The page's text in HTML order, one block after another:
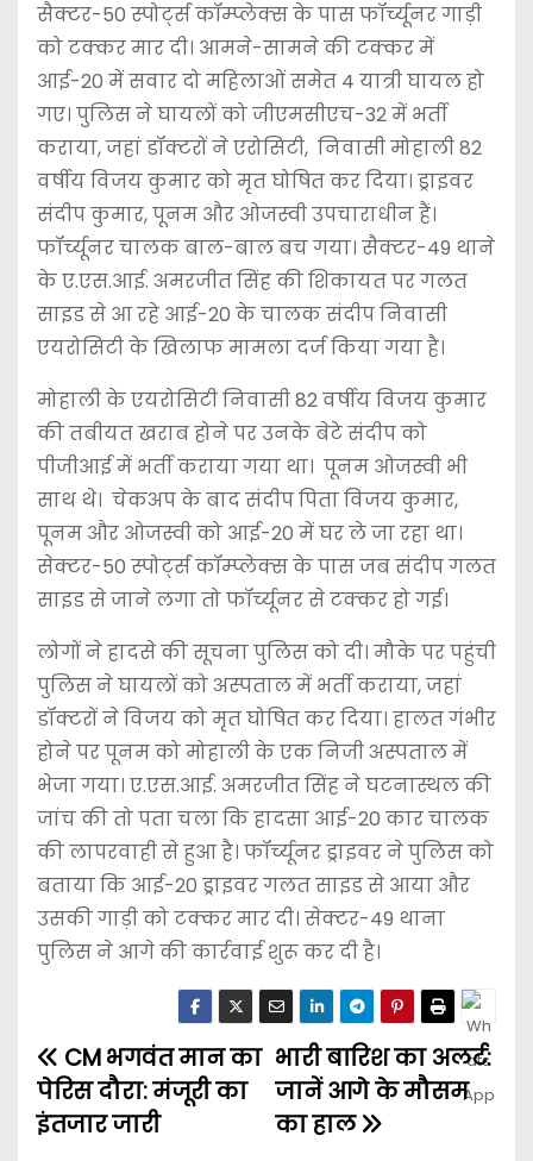
सैक्टर-50 स्पोर्ट्स कॉम्प्लेक्स के पास फॉर्च्यूनर गाड़ी
को टक्कर मार दी। आमने-सामने की टक्कर में
आई-20 में सवार दो महिलाओं समेत 4 यात्री घायल हो
गए। पुलिस ने घायलों को जीएमसीएच-32 में भर्ती
कराया, जहां डॉक्टरों ने एरोसिटी, निवासी मोहाली 82
वर्षीय विजय कुमार को मृत घोषित कर दिया। ड्राइवर
संदीप कुमार, पूनम और ओजस्वी उपचाराधीन हैं।
फॉर्च्यूनर चालक बाल-बाल बच गया। सैक्टर-49 थाने
के ए.एस.आई. अमरजीत सिंह की शिकायत पर गलत
साइड से आ रहे आई-20 के चालक संदीप निवासी
एयरोसिटी के खिलाफ मामला दर्ज किया गया है।
मोहाली के एयरोसिटी निवासी 82 वर्षीय विजय कुमार
की तबीयत खराब होने पर उनके बेटे संदीप को
पीजीआई में भर्ती कराया गया था। पूनम ओजस्वी भी
साथ थे। चेकअप के बाद संदीप पिता विजय कुमार,
पूनम और ओजस्वी को आई-20 में घर ले जा रहा था।
सेक्टर-50 स्पोर्ट्स कॉम्प्लेक्स के पास जब संदीप गलत
साइड से जाने लगा तो फॉर्च्यूनर से टक्कर हो गई।
लोगों ने हादसे की सूचना पुलिस को दी। मौके पर पहुंची
पुलिस ने घायलों को अस्पताल में भर्ती कराया, जहां
डॉक्टरों ने विजय को मृत घोषित कर दिया। हालत गंभीर
होने पर पूनम को मोहाली के एक निजी अस्पताल में
भेजा गया। ए.एस.आई. अमरजीत सिंह ने घटनास्थल की
जांच की तो पता चला कि हादसा आई-20 कार चालक
की लापरवाही से हुआ है। फॉर्च्यूनर ड्राइवर ने पुलिस को
बताया कि आई-20 ड्राइवर गलत साइड से आया और
उसकी गाड़ी को टक्कर मार दी। सेक्टर-49 थाना
पुलिस ने आगे की कार्रवाई शुरू कर दी है।
भारी बारिश का अलर्ट:
जानें आगे के मौसम
का हाल
CM भगवंत मान का
पेरिस दौरा: मंजूरी का
इंतजार जारी